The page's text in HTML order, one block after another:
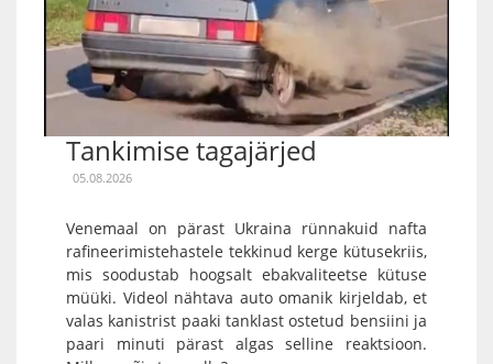
Tankimise tagajärjed
05.08.2026
Venemaal on pärast Ukraina rünnakuid nafta
rafineerimistehastele tekkinud kerge kütusekriis,
mis soodustab hoogsalt ebakvaliteetse kütuse
müüki. Videol nähtava auto omanik kirjeldab, et
valas kanistrist paaki tanklast ostetud bensiini ja
paari minuti pärast algas selline reaktsioon.